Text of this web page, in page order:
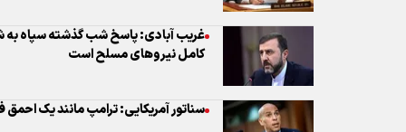
غریب آبادی: پاسخ شب گذشته سپاه به
کامل نیروهای مسلح است
سناتور آمریکایی: ترامپ مانند یک